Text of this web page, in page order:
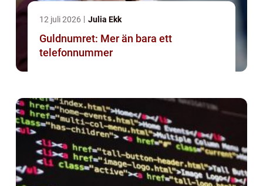
12 juli 2026 Julia Ekk
Guldnumret: Mer än bara ett
telefonnummer